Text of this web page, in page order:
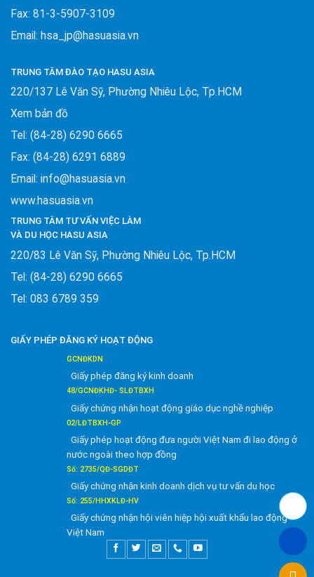
Fax: 81-3-5907-3109
Email: hsa_jp@hasuasia.vn
TRUNG TÂM ĐÀO TẠO HASU ASIA
220/137 Lê Văn Sỹ, Phường Nhiêu Lộc, Tp.HCM
Xem bản đồ
Tel: (84-28) 6290 6665
Fax: (84-28) 6291 6889
Email: info@hasuasia.vn
www.hasuasia.vn
TRUNG TÂM TƯ VẤN VIỆC LÀM
VÀ DU HỌC HASU ASIA
220/83 Lê Văn Sỹ, Phường Nhiêu Lộc, Tp.HCM
Tel: (84-28) 6290 6665
Tel: 083 6789 359
GIẤY PHÉP ĐĂNG KÝ HOẠT ĐỘNG
GCNĐKDN
Giấy phép đăng ký kinh doanh
48/GCNĐKHĐ- SLĐTBXH
Giấy chứng nhận hoạt động giáo dục nghề nghiệp
02/LĐTBXH-GP
Giấy phép hoạt động đưa người Việt Nam đi lao động ở
nước ngoài theo hợp đồng
Số: 2735/QĐ-SGDĐT
Giấy chứng nhận kinh doanh dịch vụ tư vấn du học
Số: 255/HHXKLĐ-HV
Giấy chứng nhận hội viên hiệp hội xuất khẩu lao động
Việt Nam